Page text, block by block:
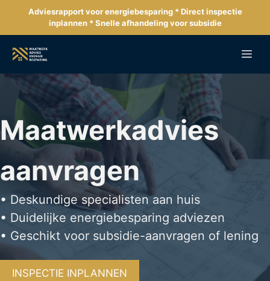
de
inhoud
Adviesrapport voor energiebesparing * Direct inspectie
inplannen * Snelle afhandeling voor subsidie
Maatwerkadvies
aanvragen
• Deskundige specialisten aan huis
• Duidelijke energiebesparing adviezen
• Geschikt voor subsidie-aanvragen of lening
INSPECTIE INPLANNEN